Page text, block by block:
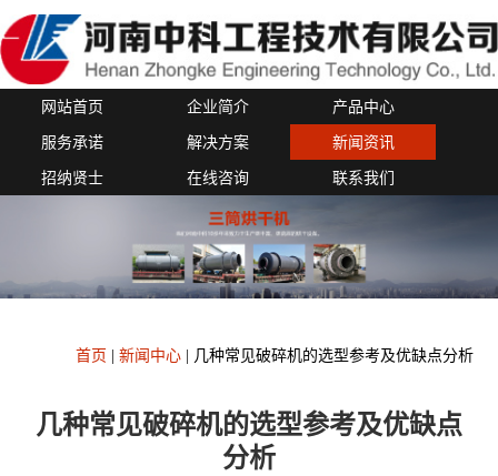
网站首页 企业简介 产品中心
服务承诺 解决方案 新闻资讯
招纳贤士 在线咨询 联系我们
首页 新闻中心| 几种常见破碎机的选型参考及优缺点分析
几种常见破碎机的选型参考及优缺点
分析